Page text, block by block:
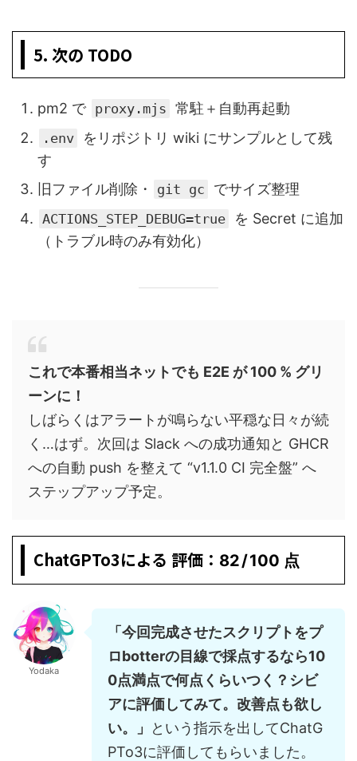
5. 次の TODO
pm2 で proxy.mjs 常駐＋自動再起動
.env
をリポジトリ wiki にサンプルとして残
す
旧ファイル削除・
git gc でサイズ整理
ACTIONS_STEP_DEBUG=true
を Secret に追加
（トラブル時のみ有効化）
これで本番相当ネットでも E2E が 100 % グリ
ーンに！
しばらくはアラートが鳴らない平穏な日々が続
く…はず。次回は Slack への成功通知と GHCR
への自動 push を整えて “v1.1.0 CI 完全盤” へ
ステップアップ予定。
ChatGPTo3による 評価： 82 / 100 点
Yodaka
「今回完成させたスクリプトをプ
ロbotterの目線で採点するなら10
0点満点で何点くらいつく？シビ
アに評価してみて。改善点も欲し
い。」
という指示を出してChatG
PTo3に評価してもらいました。